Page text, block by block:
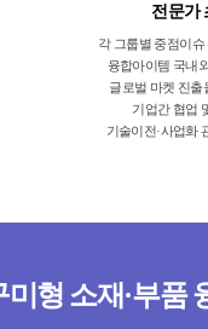
전문가
각 그룹별 중점이
융합아이템 국내
글로벌 마켓 진출
기업간 협업
기술이전·사업화
미형 소재·부품